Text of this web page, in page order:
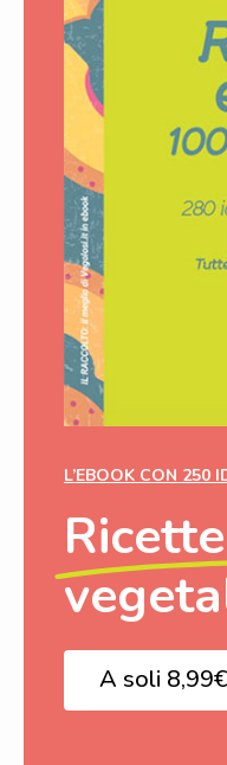
L’EBOOK CON 250
A soli 8,99€